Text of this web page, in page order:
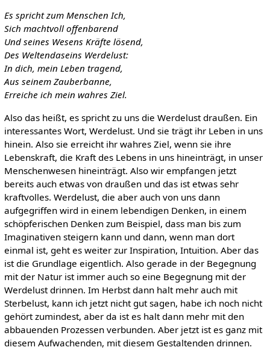
Es spricht zum Menschen Ich,
Sich machtvoll offenbarend
Und seines Wesens Kräfte lösend,
Des Weltendaseins Werdelust:
In dich, mein Leben tragend,
Aus seinem Zauberbanne,
Erreiche ich mein wahres Ziel.
Also das heißt, es spricht zu uns die Werdelust draußen. Ein
interessantes Wort, Werdelust. Und sie trägt ihr Leben in uns
hinein. Also sie erreicht ihr wahres Ziel, wenn sie ihre
Lebenskraft, die Kraft des Lebens in uns hineinträgt, in unser
Menschenwesen hineinträgt. Also wir empfangen jetzt
bereits auch etwas von draußen und das ist etwas sehr
kraftvolles. Werdelust, die aber auch von uns dann
aufgegriffen wird in einem lebendigen Denken, in einem
schöpferischen Denken zum Beispiel, dass man bis zum
Imaginativen steigern kann und dann, wenn man dort
einmal ist, geht es weiter zur Inspiration, Intuition. Aber das
ist die Grundlage eigentlich. Also gerade in der Begegnung
mit der Natur ist immer auch so eine Begegnung mit der
Werdelust drinnen. Im Herbst dann halt mehr auch mit
Sterbelust, kann ich jetzt nicht gut sagen, habe ich noch nicht
gehört zumindest, aber da ist es halt dann mehr mit den
abbauenden Prozessen verbunden. Aber jetzt ist es ganz mit
diesem Aufwachenden, mit diesem Gestaltenden drinnen.